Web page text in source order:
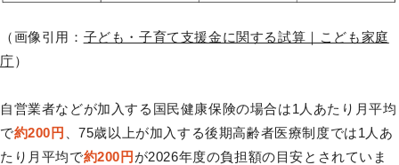
（画像引用： 子ども・子育て支援金に関する試算｜こども家庭
庁）
自営業者などが加入する国民健康保険の場合は1人あたり月平均
で約200円
、75歳以上が加入する後期高齢者医療制度では1人あ
たり月平均で約200円 が2026年度の負担額の目安とされていま